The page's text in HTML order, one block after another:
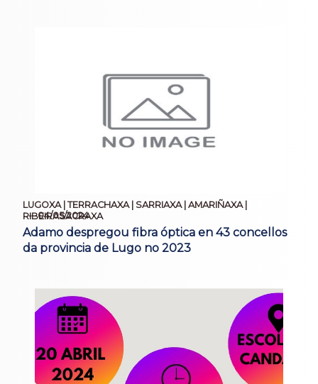
LUGOXA | TERRACHAXA | SARRIAXA | AMARIÑAXA |
RIBEIRASACRAXA
04/05/2024
Adamo despregou fibra óptica en 43 concellos
da provincia de Lugo no 2023